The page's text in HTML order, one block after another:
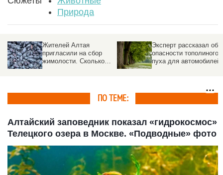
Природа
Эксперт рассказал об
опасности тополиного
пуха для автомобилей
В Барнауле дерево
упало на машину
ПО ТЕМЕ:
Алтайский заповедник показал «гидрокосмос»
Телецкого озера в Москве. «Подводные» фото